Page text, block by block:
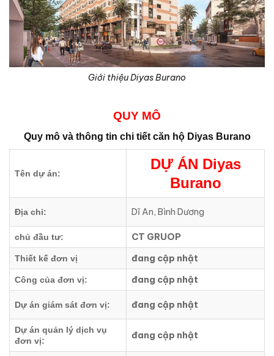
Giới thiệu Diyas Burano
QUY MÔ
Quy mô và thông tin chi tiết căn hộDiyas Burano
Tên dự án:
DỰ ÁN Diyas
Burano
Địa chỉ: Dĩ An, Bình Dương
chủ đầu tư: CT GRUOP
Thiết kế đơn vị đang cập nhật
Công của đơn vị: đang cập nhật
Dự án giám sát đơn vị: đang cập nhật
Dự án quản lý dịch vụ
đơn vị:
đang cập nhật